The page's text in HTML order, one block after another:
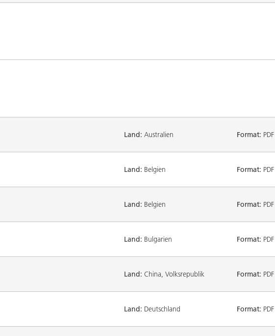
Land: Australien Format: PDF
Land: Belgien Format: PDF
Land: Belgien Format: PDF
Land: Bulgarien Format: PDF
Land: China, Volksrepublik Format: PDF
Land: Deutschland Format: PDF